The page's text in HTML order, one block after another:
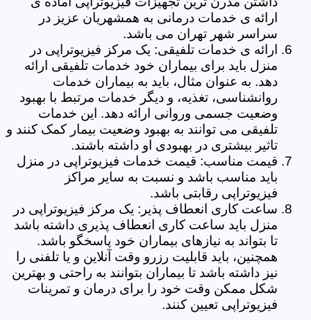
ارائه ی خدمات درمانی به همشهریان عزیز در
سراسر شهر تهران می باشد.
ارائه ی خدمات تلفیقی: یک مرکز فیزیوتراپی در
منزل باید برای بیماران خود خدمات تلفیقی ارائه
دهد. به عنوان مثال، باید به بیماران خدمات
روانشناسی، تغذیه، و دیگر خدمات مرتبط با بهبود
وضعیت جسمی وروانی ارائه دهد. این خدمات
تلفیقی می توانند به بهبود وضعیت بیمار کمک کنند و
تاثیر بیشتری در بهبودی او داشته باشند.
قیمت مناسب: قیمت خدمات فیزیوتراپی در منزل
باید مناسب باشد و نسبت به سایر مراکز
فیزیوتراپی رقابتی باشد.
ساعت کاری انعطاف پذیر: یک مرکز فیزیوتراپی در
منزل باید ساعت کاری انعطاف پذیری داشته باشد
تا بتواند به نیازهای بیماران خود پاسخگو باشد.
همچنین، باید قابلیت رزرو وقت آنلاین و یا تلفنی را
نیز داشته باشد تا بیماران بتوانند به راحتی و بهترین
شکل ممکن وقت خود را برای درمان و تمرینات
فیزیوتراپی تعیین کنند.